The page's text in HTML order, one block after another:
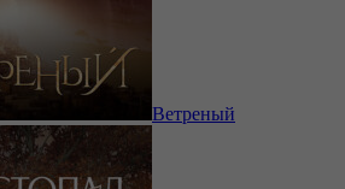
Ветреный